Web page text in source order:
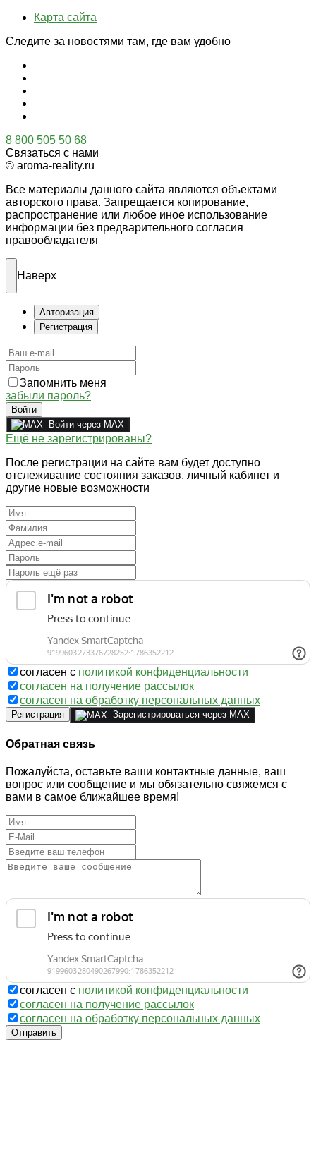
Карта сайта
Следите за новостями там, где вам удобно
8 800 505 50 68
Связаться с нами
© aroma-reality.ru
Все материалы данного сайта являются объектами
авторского права. Запрещается копирование,
распространение или любое иное использование
информации без предварительного согласия
правообладателя
Наверх
Авторизация
Регистрация
Запомнить меня
забыли пароль?
Войти
Войти через MAX
Ещё не зарегистрированы?
После регистрации на сайте вам будет доступно
отслеживание состояния заказов, личный кабинет и
другие новые возможности
согласен с политикой конфиденциальности
согласен на получение рассылок
согласен на обработку персональных данных
Регистрация Зарегистрироваться через MAX
Обратная связь
Пожалуйста, оставьте ваши контактные данные, ваш
вопрос или сообщение и мы обязательно свяжемся с
вами в самое ближайшее время!
согласен с политикой конфиденциальности
согласен на получение рассылок
согласен на обработку персональных данных
Отправить